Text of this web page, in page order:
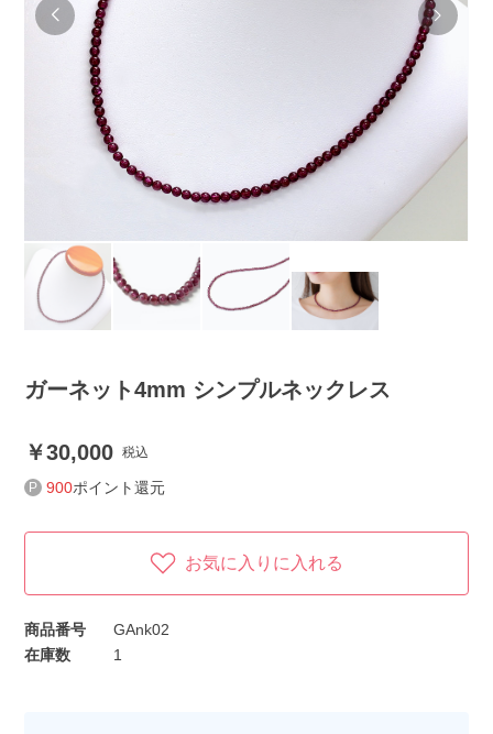
ガーネット4mm シンプルネックレス
30,000 税込
900ポイント還元
お気に入りに入れる
商品番号
GAnk02
在庫数
1